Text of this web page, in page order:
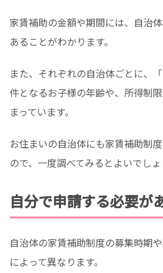
家賃補助の金額や期間には、自治
あることがわかります。
また、それぞれの自治体ごとに、
件となるお子様の年齢や、所得制
まっています。
お住まいの自治体にも家賃補助制
ので、一度調べてみるとよいでしょ
自分で申請する必要が
自治体の家賃補助制度の募集時期
によって異なります。